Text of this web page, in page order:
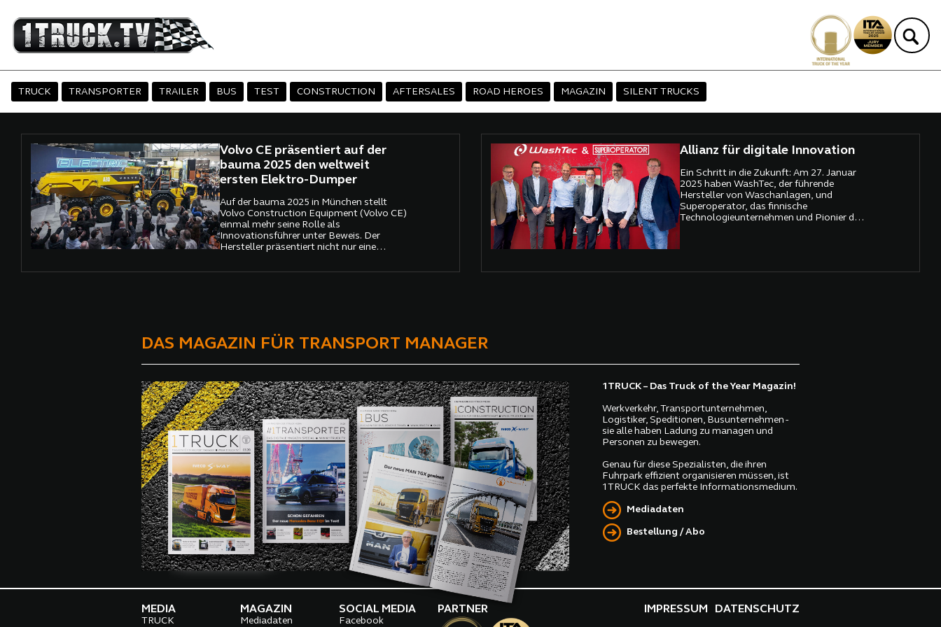
TRUCK TRANSPORTER TRAILER BUS TEST CONSTRUCTION AFTERSALES ROAD HEROES MAGAZIN SILENT TRUCKS
Volvo CE präsentiert auf der
bauma 2025 den weltweit
ersten Elektro-Dumper
Auf der bauma 2025 in München stellt
Volvo Construction Equipment (Volvo CE)
einmal mehr seine Rolle als
Innovationsführer unter Beweis. Der
Hersteller präsentiert nicht nur eine
Produktpalette, sondern sorgt mit einer
Allianz für digitale Innovation
Ein Schritt in die Zukunft: Am 27. Januar
2025 haben WashTec, der führende
Hersteller von Waschanlagen, und
Superoperator, das finnische
Technologieunternehmen und Pionier der
Diese Partnerschaft soll die
verändern und Betreibern zu mehr
DAS MAGAZIN FÜR TRANSPORT MANAGER
1TRUCK – Das Truck of the Year Magazin!
Werkverkehr, Transportunternehmen,
Logistiker, Speditionen, Busunternehmen -
sie alle haben Ladung zu managen und
Personen zu bewegen.
Genau für diese Spezialisten, die ihren
Fuhrpark effizient organisieren müssen, ist
1TRUCK das perfekte Informationsmedium.
Mediadaten
Bestellung / Abo
MEDIA
TRUCK
MAGAZIN
Mediadaten
SOCIAL MEDIA
Facebook
PARTNER DATENSCHUTZ
IMPRESSUM